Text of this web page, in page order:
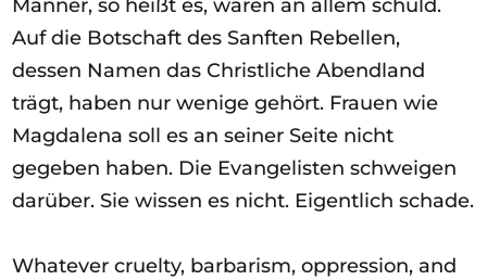
Männer, so heißt es, waren an allem schuld.
Auf die Botschaft des Sanften Rebellen,
dessen Namen das Christliche Abendland
trägt, haben nur wenige gehört. Frauen wie
Magdalena soll es an seiner Seite nicht
gegeben haben. Die Evangelisten schweigen
darüber. Sie wissen es nicht. Eigentlich schade.
Whatever cruelty, barbarism, oppression, and